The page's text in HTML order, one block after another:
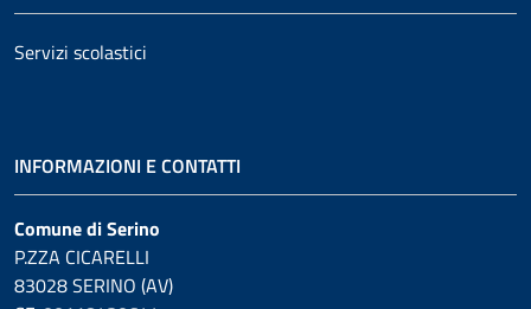
Servizi scolastici
INFORMAZIONI E CONTATTI
Comune di Serino
P.ZZA CICARELLI
83028 SERINO (AV)